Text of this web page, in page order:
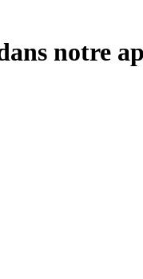
notre